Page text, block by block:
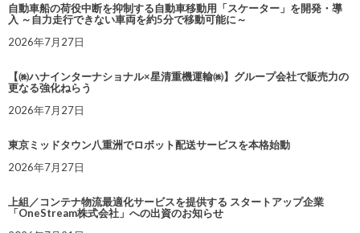
自動車船の荷役中断を抑制する自動車移動用「スケーター」を開発・導
入 ～自力走行できない車両を約5分で移動可能に～
2026年7月27日
【㈱ハナインターナショナル×星清重機運輸㈱】グループ会社で販売力の
更なる強化ねらう
2026年7月27日
東京ミッドタウン八重洲でロボット配送サービスを本格始動
2026年7月27日
上組／コンテナ物流最適化サービスを提供する スタートアップ企業
「OneStream株式会社」への出資のお知らせ